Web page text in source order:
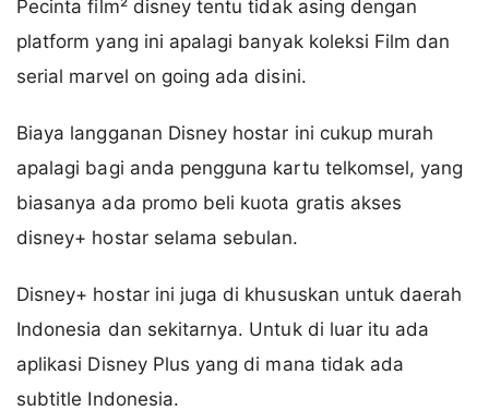
Pecinta film² disney tentu tidak asing dengan
platform yang ini apalagi banyak koleksi Film dan
serial marvel on going ada disini.
Biaya langganan Disney hostar ini cukup murah
apalagi bagi anda pengguna kartu telkomsel, yang
biasanya ada promo beli kuota gratis akses
disney+ hostar selama sebulan.
Disney+ hostar ini juga di khususkan untuk daerah
Indonesia dan sekitarnya. Untuk di luar itu ada
aplikasi Disney Plus yang di mana tidak ada
subtitle Indonesia.